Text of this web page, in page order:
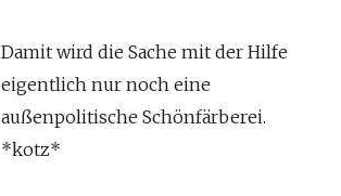
Damit wird die Sache mit der Hilfe
eigentlich nur noch eine
außenpolitische Schönfärberei.
*kotz*